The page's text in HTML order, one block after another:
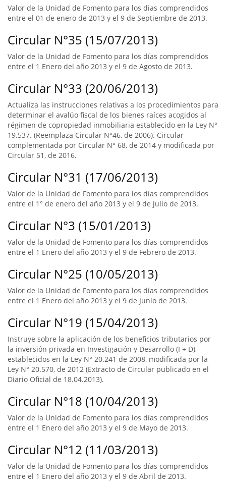
Valor de la Unidad de Fomento para los dias comprendidos
entre el 01 de enero de 2013 y el 9 de Septiembre de 2013.
Circular N°35 (15/07/2013)
Valor de la Unidad de Fomento para los días comprendidos
entre el 1 Enero del año 2013 y el 9 de Agosto de 2013.
Circular N°33 (20/06/2013)
Actualiza las instrucciones relativas a los procedimientos para
determinar el avalúo fiscal de los bienes raíces acogidos al
régimen de copropiedad inmobiliaria establecido en la Ley N°
19.537. (Reemplaza Circular N°46, de 2006). Circular
complementada por Circular N° 68, de 2014 y modificada por
Circular 51, de 2016.
Circular N°31 (17/06/2013)
Valor de la Unidad de Fomento para los días comprendidos
entre el 1° de enero del año 2013 y el 9 de julio de 2013.
Circular N°3 (15/01/2013)
Valor de la Unidad de Fomento para los días comprendidos
entre el 1 Enero del año 2013 y el 9 de Febrero de 2013.
Circular N°25 (10/05/2013)
Valor de la Unidad de Fomento para los días comprendidos
entre el 1 Enero del año 2013 y el 9 de Junio de 2013.
Circular N°19 (15/04/2013)
Instruye sobre la aplicación de los beneficios tributarios por
la inversión privada en Investigación y Desarrollo (I + D),
establecidos en la Ley N° 20.241 de 2008, modificada por la
Ley N° 20.570, de 2012 (Extracto de Circular publicado en el
Diario Oficial de 18.04.2013).
Circular N°18 (10/04/2013)
Valor de la Unidad de Fomento para los días comprendidos
entre el 1 Enero del año 2013 y el 9 de Mayo de 2013.
Circular N°12 (11/03/2013)
Valor de la Unidad de Fomento para los días comprendidos
entre el 1 Enero del año 2013 y el 9 de Abril de 2013.